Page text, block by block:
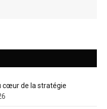
cœur de la stratégie